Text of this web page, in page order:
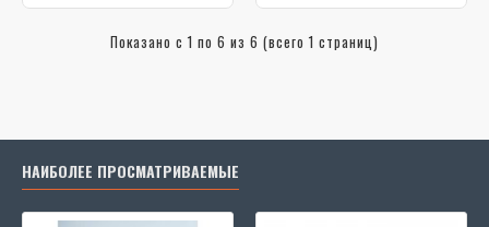
Показано с 1 по 6 из 6 (всего 1 страниц)
НАИБОЛЕЕ ПРОСМАТРИВАЕМЫЕ